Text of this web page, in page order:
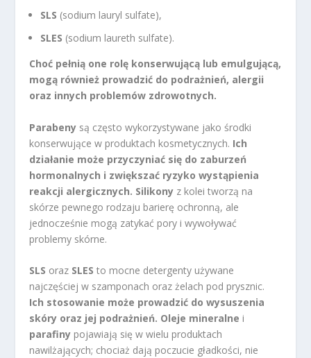
SLS (sodium lauryl sulfate),
SLES (sodium laureth sulfate).
Choć pełnią one rolę konserwującą lub emulgującą,
mogą również prowadzić do podrażnień, alergii
oraz innych problemów zdrowotnych.
Parabeny są często wykorzystywane jako środki
konserwujące w produktach kosmetycznych. Ich
działanie może przyczyniać się do zaburzeń
hormonalnych i zwiększać ryzyko wystąpienia
reakcji alergicznych. Silikony z kolei tworzą na
skórze pewnego rodzaju barierę ochronną, ale
jednocześnie mogą zatykać pory i wywoływać
problemy skórne.
SLS oraz SLES to mocne detergenty używane
najczęściej w szamponach oraz żelach pod prysznic.
Ich stosowanie może prowadzić do wysuszenia
skóry oraz jej podrażnień. Oleje mineralne i
parafiny pojawiają się w wielu produktach
nawilżających; chociaż dają poczucie gładkości, nie